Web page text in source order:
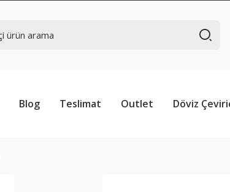
Blog Teslimat Outlet Döviz